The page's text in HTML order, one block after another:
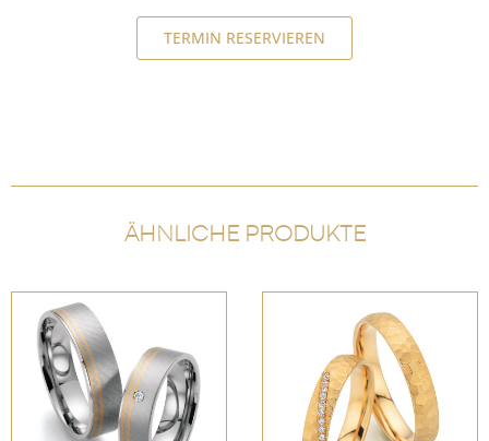
TERMIN RESERVIEREN
ÄHNLICHE PRODUKTE